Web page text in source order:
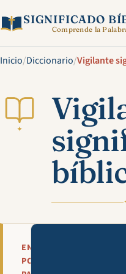
SIGNIFICADO
Comprende la
Inicio/Diccionario/Vigilante
✦
EN
POCAS
Mira esta